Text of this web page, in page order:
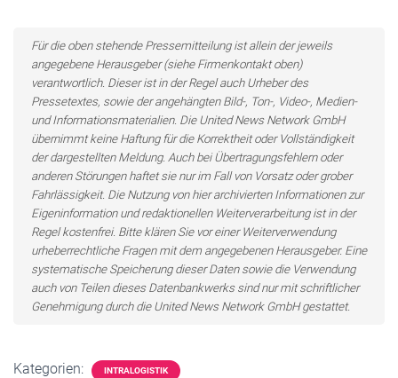
Für die oben stehende Pressemitteilung ist allein der jeweils
angegebene Herausgeber (siehe Firmenkontakt oben)
verantwortlich. Dieser ist in der Regel auch Urheber des
Pressetextes, sowie der angehängten Bild-, Ton-, Video-, Medien-
und Informationsmaterialien. Die United News Network GmbH
übernimmt keine Haftung für die Korrektheit oder Vollständigkeit
der dargestellten Meldung. Auch bei Übertragungsfehlern oder
anderen Störungen haftet sie nur im Fall von Vorsatz oder grober
Fahrlässigkeit. Die Nutzung von hier archivierten Informationen zur
Eigeninformation und redaktionellen Weiterverarbeitung ist in der
Regel kostenfrei. Bitte klären Sie vor einer Weiterverwendung
urheberrechtliche Fragen mit dem angegebenen Herausgeber. Eine
systematische Speicherung dieser Daten sowie die Verwendung
auch von Teilen dieses Datenbankwerks sind nur mit schriftlicher
Genehmigung durch die United News Network GmbH gestattet.
Kategorien: INTRALOGISTIK